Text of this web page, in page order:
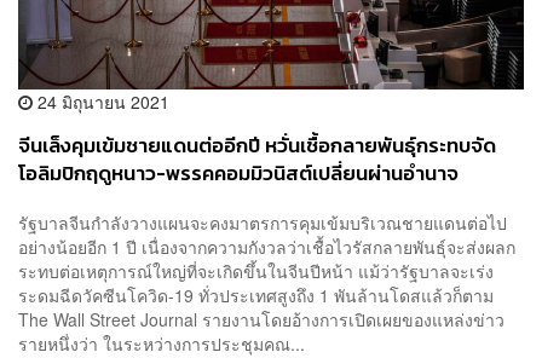
24 มิถุนายน 2021
จีนเล็งคุมเข้มชายแดนต่ออีกปี หวั่นเชื้อกลายพันธุ์กระทบจัด
โอลิมปิกฤดูหนาว-พรรคคอมมิวนิสต์เปลี่ยนผ่านอำนาจ
รัฐบาลจีนกำลังวางแผนจะคงมาตรการคุมเข้มบริเวณชายแดนต่อไป
อย่างน้อยอีก 1 ปี เนื่องจากความกังวลว่าเชื้อไวรัสกลายพันธุ์จะส่งผลก
ระทบต่อเหตุการณ์ใหญ่ที่จะเกิดขึ้นในจีนปีหน้า แม้ว่ารัฐบาลจะเร่ง
ระดมฉีดวัคซีนโควิด-19 ทั่วประเทศสูงถึง 1 พันล้านโดสแล้วก็ตาม
The Wall Street Journal รายงานโดยอ้างการเปิดเผยของแหล่งข่าว
รายหนึ่งว่า ในระหว่างการประชุมคณ...